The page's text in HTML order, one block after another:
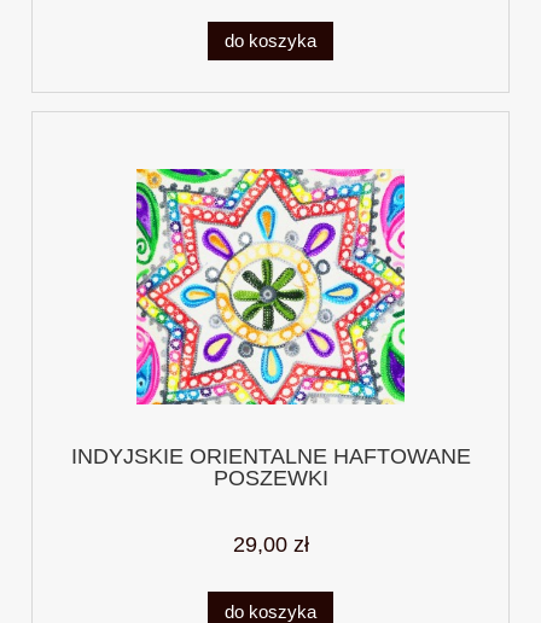
do koszyka
INDYJSKIE ORIENTALNE HAFTOWANE
POSZEWKI
29,00 zł
do koszyka